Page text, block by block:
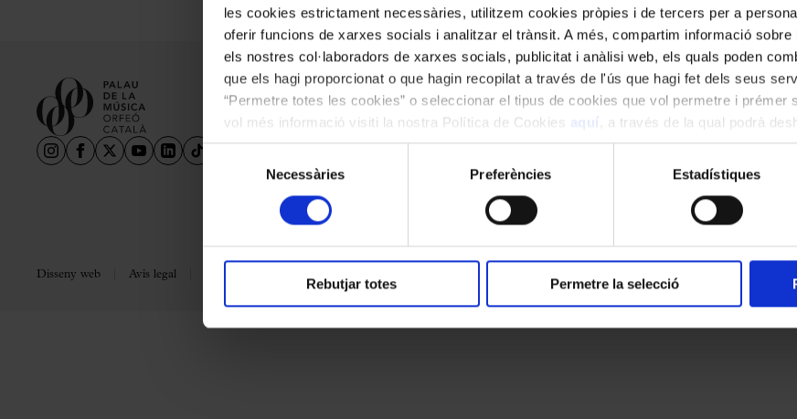
les cookies estrictament necessàries, utilitzem cookies pròpies i de tercers per a
oferir funcions de xarxes socials i analitzar el trànsit. A més, compartim informació
els nostres col·laboradors de xarxes socials, publicitat i anàlisi web, els quals poden
que els hagi proporcionat o que hagin recopilat a través de l'ús que hagi fet dels seus
“Permetre totes les cookies” o seleccionar el tipus de cookies que vol permetre i prémer
vol més informació visiti la nostra Política de Cookies aquí
, a través de la qual podrà
les cookies en qualsevol moment.
Selecció
consentiment
Necessàries Preferències Estadístiques
Rebutjar totes Permetre la selecció
Disseny web Avís legal